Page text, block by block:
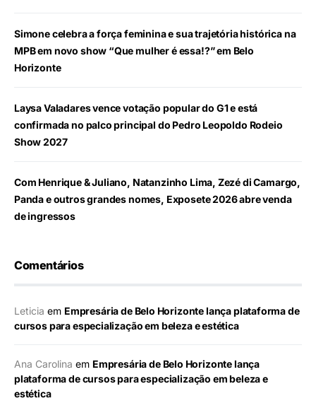
Simone celebra a força feminina e sua trajetória histórica na
MPB em novo show “Que mulher é essa!?” em Belo
Horizonte
Laysa Valadares vence votação popular do G1 e está
confirmada no palco principal do Pedro Leopoldo Rodeio
Show 2027
Com Henrique & Juliano, Natanzinho Lima, Zezé di Camargo,
Panda e outros grandes nomes, Exposete 2026 abre venda
de ingressos
Comentários
Leticia em Empresária de Belo Horizonte lança plataforma de
cursos para especialização em beleza e estética
Ana Carolina em Empresária de Belo Horizonte lança
plataforma de cursos para especialização em beleza e
estética